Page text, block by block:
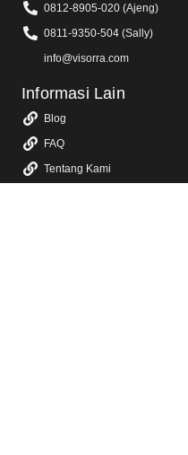
0812-8905-020 (Ajeng)
0811-9350-504 (Sally)
info@visorra.com
Informasi Lain
Blog
FAQ
Tentang Kami